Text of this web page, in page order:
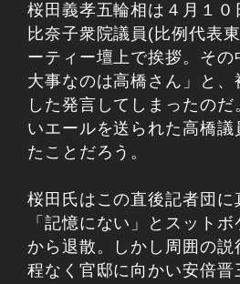
桜田義孝五輪相は４月１０
比奈子衆院議員(比例代表
ーティー壇上で挨拶。その
大事なのは高橋さん」と
した発言してしまったの
いエールを送られた高橋議
たことだろう。
桜田氏はこの直後記者団に
「記憶にない」とスット
から退散。しかし周囲の説
程なく官邸に向かい安倍晋